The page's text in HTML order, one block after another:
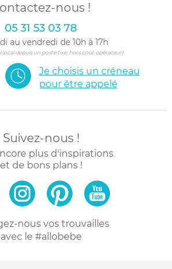
nous !
05 31 53 03 78
au vendredi de 10h à 17h
local depuis un poste fixe, hors coût opérateur)
Je choisis un créneau
pour être appelé
Suivez-nous !
plus d'inspirations
et de bons plans !
nous vos trouvailles
avec le #allobebe